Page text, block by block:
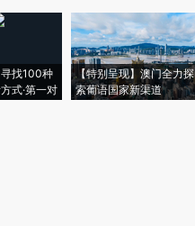
寻找100种
式·第一对
【特别呈现】澳门全力探
索葡语国家新渠道